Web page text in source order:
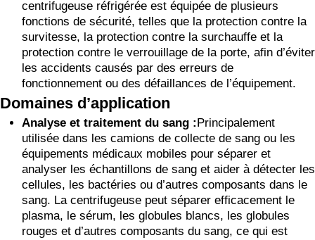
centrifugeuse réfrigérée est équipée de plusieurs
fonctions de sécurité, telles que la protection contre la
survitesse, la protection contre la surchauffe et la
protection contre le verrouillage de la porte, afin d’éviter
les accidents causés par des erreurs de
fonctionnement ou des défaillances de l’équipement.
Domaines d’application
Analyse et traitement du sang :Principalement
utilisée dans les camions de collecte de sang ou les
équipements médicaux mobiles pour séparer et
analyser les échantillons de sang et aider à détecter les
cellules, les bactéries ou d’autres composants dans le
sang. La centrifugeuse peut séparer efficacement le
plasma, le sérum, les globules blancs, les globules
rouges et d’autres composants du sang, ce qui est